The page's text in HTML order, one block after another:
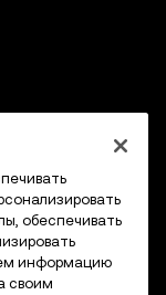
обеспечивать
информацию
своим